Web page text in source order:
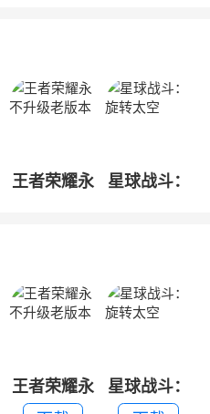
王者荣耀永
星球战斗：
王者荣耀永
不升级老版
星球战斗：
旋转太空